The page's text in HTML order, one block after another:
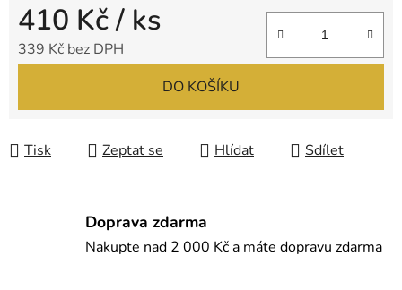
410 Kč/ ks
339 Kč bez DPH
DO KOŠÍKU
Tisk Zeptat se Hlídat Sdílet
Doprava zdarma
Nakupte nad 2 000 Kč a máte dopravu zdarma